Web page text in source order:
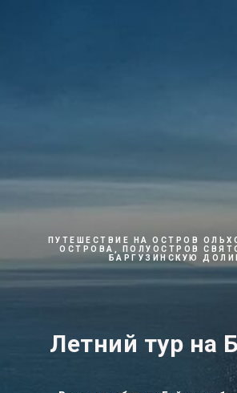
ПУТЕШЕСТВИЕ НА ОСТРОВ
ОСТРОВА, ПОЛУОСТРОВ
БАРГУЗИНСКУЮ
Летний тур на